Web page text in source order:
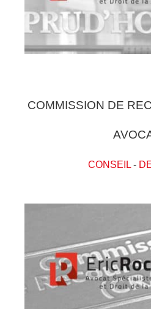
COMMISSION DE
CONSEIL-